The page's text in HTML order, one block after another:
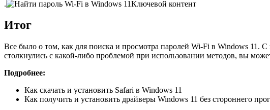
.
Ключевой контент
Итог
Все было о том, как для поиска и просмотра паролей Wi-Fi в Windows 11.
столкнулись с какой-либо проблемой при использовании методов, вы
Подробнее:
Как скачать и установить Safari в Windows 11
Как получить и установить драйверы Windows 11 без стороннего